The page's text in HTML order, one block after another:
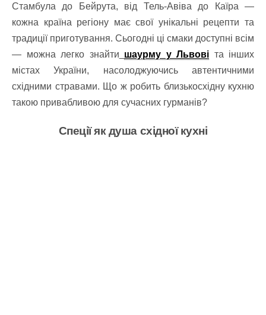
Стамбула до Бейрута, від Тель-Авіва до Каїра —
кожна країна регіону має свої унікальні рецепти та
традиції приготування. Сьогодні ці смаки доступні всім
— можна легко знайти шаурму у Львові та інших
містах України, насолоджуючись автентичними
східними стравами. Що ж робить близькосхідну кухню
такою привабливою для сучасних гурманів?
Спеції як душа східної кухні